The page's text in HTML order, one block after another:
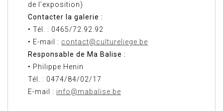
de l’exposition)
Contacter la galerie :
• Tél. : 0465/72.92.92
• E-mail : contact@cultureliege.be
Responsable de Ma Balise :
• Philippe Henin
Tél. : 0474/84/02/17
E-mail : info@mabalise.be